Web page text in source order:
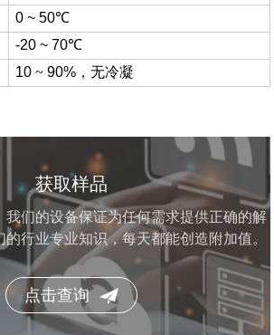
0 ~ 50℃
-20 ~ 70℃
10 ~ 90%，无冷凝
获取样品
我们的设备保证为任何需求提供正确的解
行业专业知识，每天都能创造附加值。
点击查询